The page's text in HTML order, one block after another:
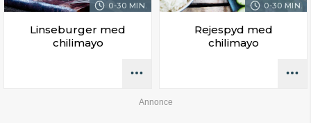
0-30 MIN.
Linseburger med
chilimayo
0-30 MIN.
Rejespyd med
chilimayo